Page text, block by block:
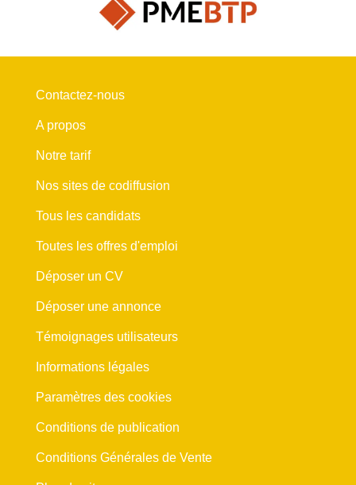
Contactez-nous
A propos
Notre tarif
Nos sites de codiffusion
Tous les candidats
Toutes les offres d'emploi
Déposer un CV
Déposer une annonce
Témoignages utilisateurs
Informations légales
Paramètres des cookies
Conditions de publication
Conditions Générales de Vente